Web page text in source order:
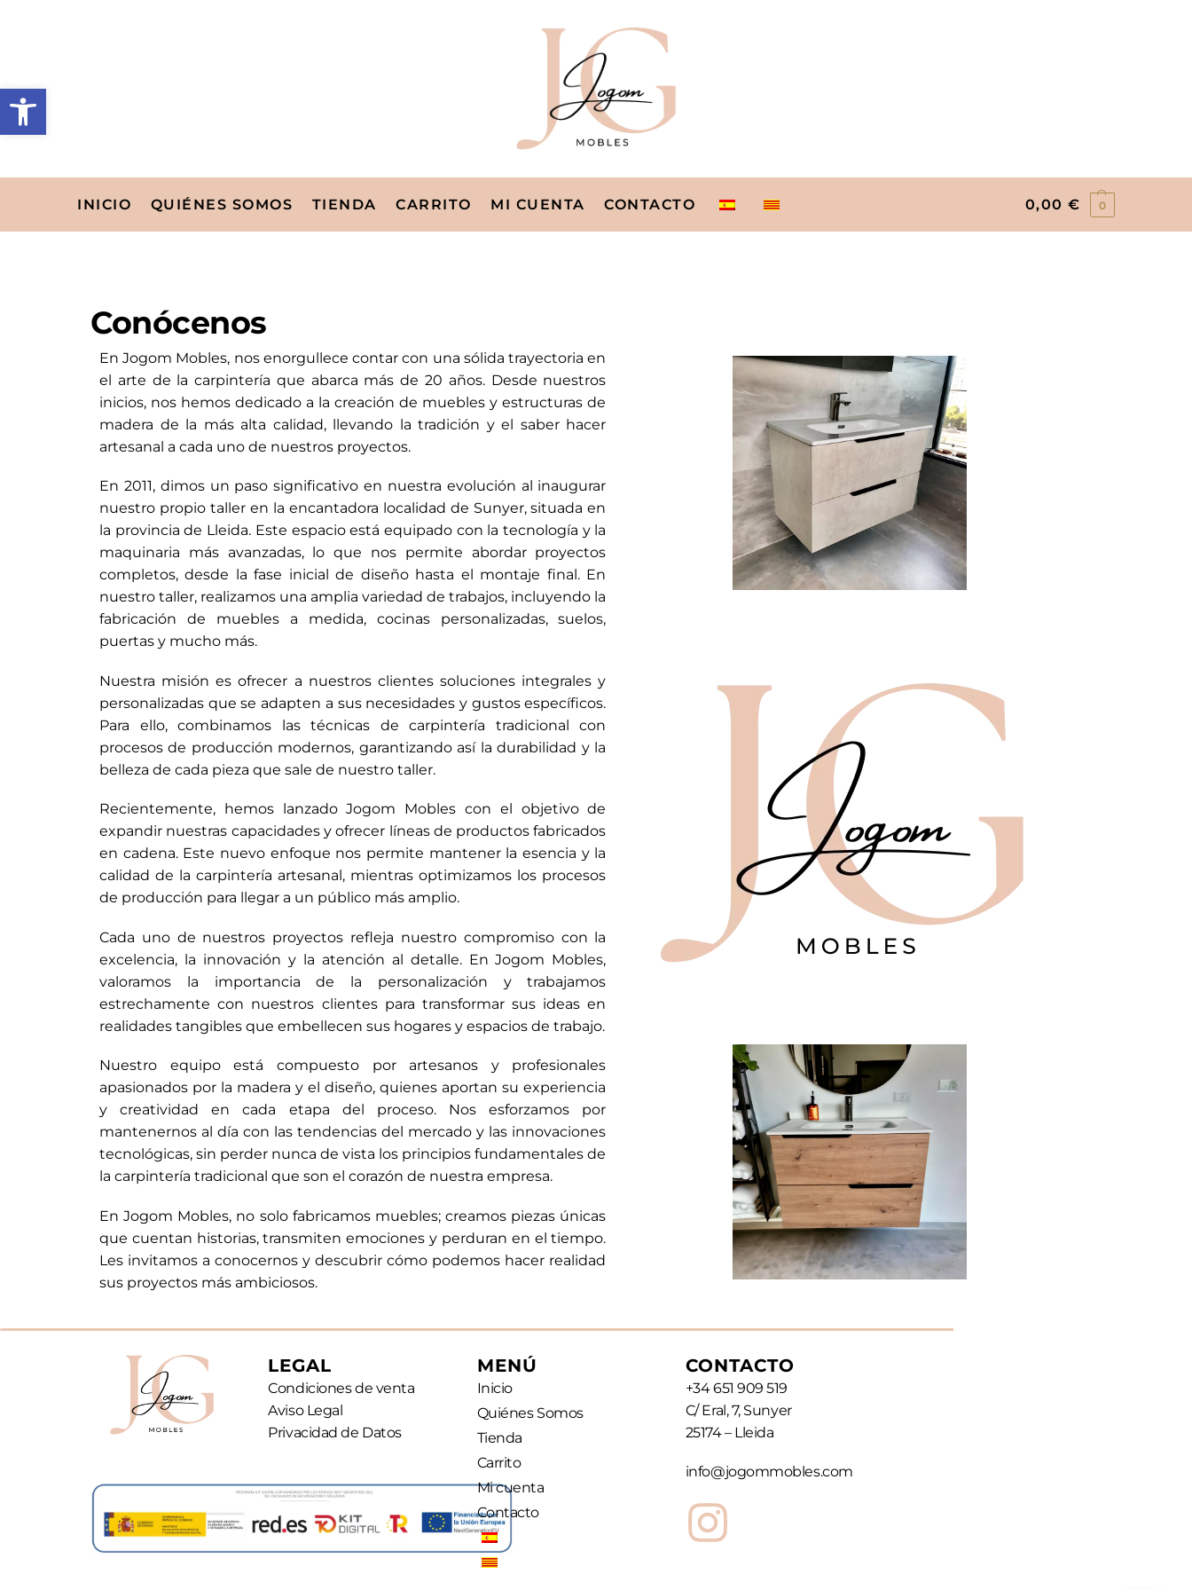
INICIO QUIÉNES SOMOS TIENDA CARRITO MI CUENTA CONTACTO 0,00 € 0
Conócenos
En Jogom Mobles, nos enorgullece contar con una sólida trayectoria en
el arte de la carpintería que abarca más de 20 años. Desde nuestros
inicios, nos hemos dedicado a la creación de muebles y estructuras de
madera de la más alta calidad, llevando la tradición y el saber hacer
artesanal a cada uno de nuestros proyectos.
En 2011, dimos un paso significativo en nuestra evolución al inaugurar
nuestro propio taller en la encantadora localidad de Sunyer, situada en
la provincia de Lleida. Este espacio está equipado con la tecnología y la
maquinaria más avanzadas, lo que nos permite abordar proyectos
completos, desde la fase inicial de diseño hasta el montaje final. En
nuestro taller, realizamos una amplia variedad de trabajos, incluyendo la
fabricación de muebles a medida, cocinas personalizadas, suelos,
puertas y mucho más.
Nuestra misión es ofrecer a nuestros clientes soluciones integrales y
personalizadas que se adapten a sus necesidades y gustos específicos.
Para ello, combinamos las técnicas de carpintería tradicional con
procesos de producción modernos, garantizando así la durabilidad y la
belleza de cada pieza que sale de nuestro taller.
Recientemente, hemos lanzado Jogom Mobles con el objetivo de
expandir nuestras capacidades y ofrecer líneas de productos fabricados
en cadena. Este nuevo enfoque nos permite mantener la esencia y la
calidad de la carpintería artesanal, mientras optimizamos los procesos
de producción para llegar a un público más amplio.
Cada uno de nuestros proyectos refleja nuestro compromiso con la
excelencia, la innovación y la atención al detalle. En Jogom Mobles,
valoramos la importancia de la personalización y trabajamos
estrechamente con nuestros clientes para transformar sus ideas en
realidades tangibles que embellecen sus hogares y espacios de trabajo.
Nuestro equipo está compuesto por artesanos y profesionales
apasionados por la madera y el diseño, quienes aportan su experiencia
y creatividad en cada etapa del proceso. Nos esforzamos por
mantenernos al día con las tendencias del mercado y las innovaciones
tecnológicas, sin perder nunca de vista los principios fundamentales de
la carpintería tradicional que son el corazón de nuestra empresa.
En Jogom Mobles, no solo fabricamos muebles; creamos piezas únicas
que cuentan historias, transmiten emociones y perduran en el tiempo.
Les invitamos a conocernos y descubrir cómo podemos hacer realidad
sus proyectos más ambiciosos.
LEGAL
Condiciones de venta
Aviso Legal
Privacidad de Datos
MENÚ
Inicio
Quiénes Somos
Tienda
Carrito
Mi cuenta
Contacto
CONTACTO
+34 651 909 519
C/ Eral, 7, Sunyer
25174 – Lleida
info@jogommobles.com